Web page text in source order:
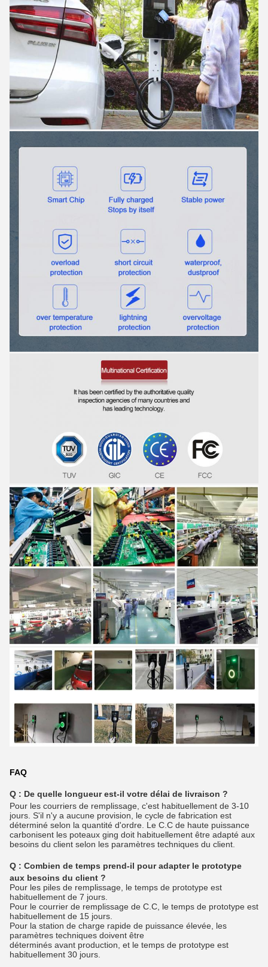
FAQ
Q : De quelle longueur est-il votre délai de livraison ?
Pour les courriers de remplissage, c'est habituellement de 3-10
jours. S'il n'y a aucune provision, le cycle de fabrication est
déterminé selon la quantité d'ordre. Le C.C de haute puissance
carbonisent les poteaux ging doit habituellement être adapté aux
besoins du client selon les paramètres techniques du client.
Q : Combien de temps prend-il pour adapter le prototype
aux besoins du client ?
Pour les piles de remplissage, le temps de prototype est
habituellement de 7 jours.
Pour le courrier de remplissage de C.C, le temps de prototype est
habituellement de 15 jours.
Pour la station de charge rapide de puissance élevée, les
paramètres techniques doivent être
déterminés avant production, et le temps de prototype est
habituellement 30 jours.